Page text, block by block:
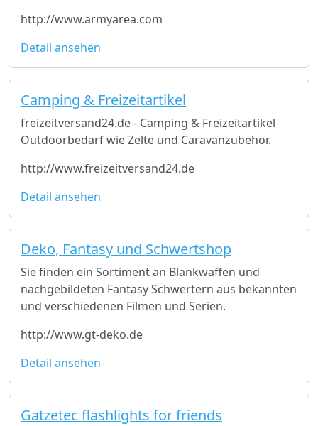
http://www.armyarea.com
Detail ansehen
Camping & Freizeitartikel
freizeitversand24.de - Camping & Freizeitartikel
Outdoorbedarf wie Zelte und Caravanzubehör.
http://www.freizeitversand24.de
Detail ansehen
Deko, Fantasy und Schwertshop
Sie finden ein Sortiment an Blankwaffen und
nachgebildeten Fantasy Schwertern aus bekannten
und verschiedenen Filmen und Serien.
http://www.gt-deko.de
Detail ansehen
Gatzetec flashlights for friends